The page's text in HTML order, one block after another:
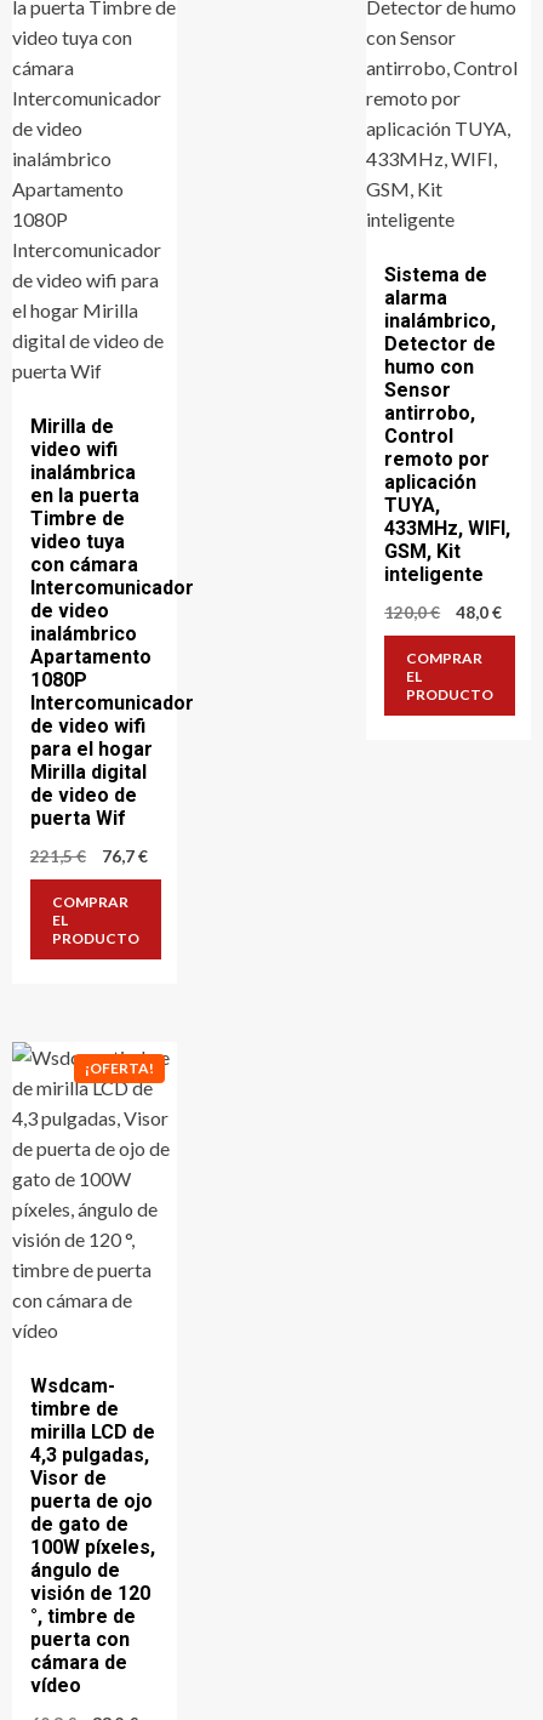
Mirilla de
video wifi
inalámbrica
en la puerta
Timbre de
video tuya
con cámara
Intercomunicador
de video
inalámbrico
Apartamento
1080P
Intercomunicador
de video wifi
para el hogar
Mirilla digital
de video de
puerta Wif
221,5€
precio
original
221,5 €.
76,7€El
precio
COMPRAR
EL
PRODUCTO
Sistema de
alarma
inalámbrico,
Detector de
humo con
Sensor
antirrobo,
Control
remoto por
aplicación
TUYA,
433MHz, WIFI,
GSM, Kit
inteligente
120,0€
El
precio
original
120,0 €.
48,0€El
COMPRAR
EL
PRODUCTO
¡OFERTA!
Wsdcam-
timbre de
mirilla LCD de
4,3 pulgadas,
Visor de
puerta de ojo
de gato de
100W píxeles,
ángulo de
visión de 120
°, timbre de
puerta con
cámara de
vídeo